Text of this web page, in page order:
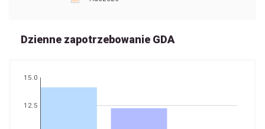
Dzienne zapotrzebowanie GDA
12.5
15.0